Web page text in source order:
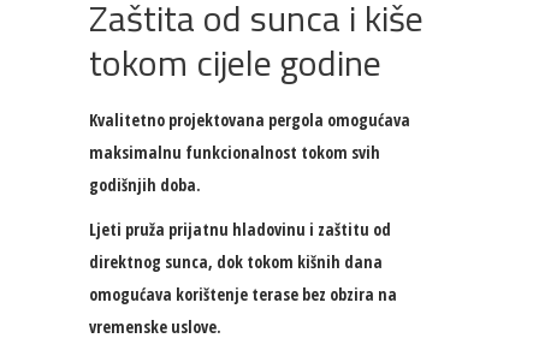
Zaštita od sunca i kiše
tokom cijele godine
Kvalitetno projektovana pergola omogućava
maksimalnu funkcionalnost tokom svih
godišnjih doba.
Ljeti pruža prijatnu hladovinu i zaštitu od
direktnog sunca, dok tokom kišnih dana
omogućava korištenje terase bez obzira na
vremenske uslove.